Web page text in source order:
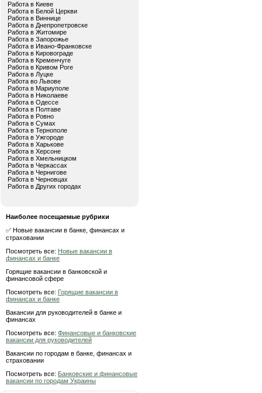
Работа в Киеве
Работа в Белой Церкви
Работа в Виннице
Работа в Днепропетровске
Работа в Житомире
Работа в Запорожье
Работа в Ивано-Франковске
Работа в Кировограде
Работа в Кременчуге
Работа в Кривом Роге
Работа в Луцке
Работа во Львове
Работа в Мариуполе
Работа в Николаеве
Работа в Одессе
Работа в Полтаве
Работа в Ровно
Работа в Сумах
Работа в Тернополе
Работа в Ужгороде
Работа в Харькове
Работа в Херсоне
Работа в Хмельницком
Работа в Черкассах
Работа в Чернигове
Работа в Черновцах
Работа в Других городах
Наиболее посещаемые рубрики
✅ Новые вакансии в банке, финансах и
страховании
Посмотреть все: Новые вакансии в
финансах и банке
Горящие вакансии в банковской и
финансовой сфере
Посмотреть все: Горящие вакансии в
финансах и банке
Вакансии для руководителей в банке и
финансах
Посмотреть все: Финансовые и банковские
вакансии для руководителей
Вакансии по городам в банке, финансах и
страховании
Посмотреть все: Банковские и финансовые
вакансии по городам Украины